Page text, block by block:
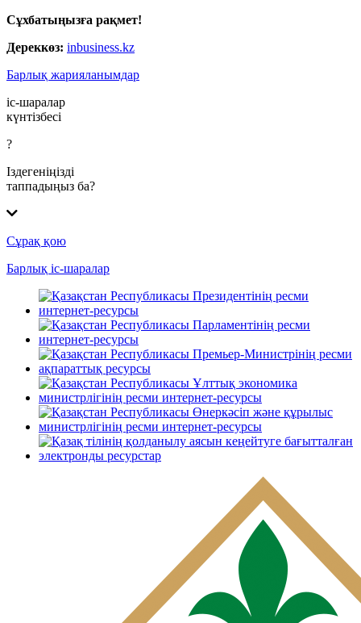
Сұхбатыңызға рақмет!
Дереккөз: inbusiness.kz
Барлық жарияланымдар
іс-шаралар
күнтізбесі
?
Іздегеніңізді
таппадыңыз ба?
Сұрақ қою
Барлық іс-шаралар